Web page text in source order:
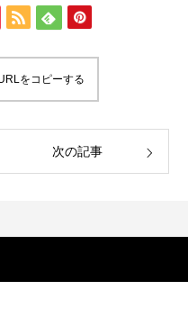
をコピーする
次の記事